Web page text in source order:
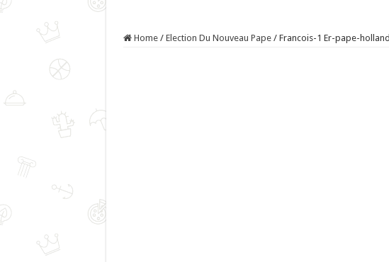
Home / Election Du Nouveau Pape / Francois-1 Er-pape-